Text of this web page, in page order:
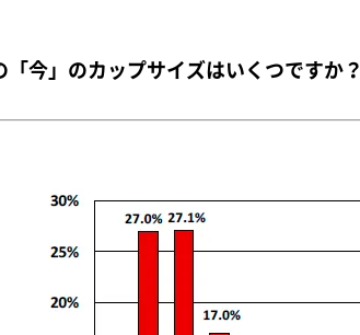
「今」のカップサイズはいくつですか？